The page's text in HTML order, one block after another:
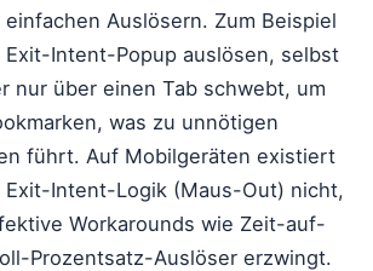
Auslösern. Zum Beispiel
Intent-Popup auslösen, selbst
nur über einen Tab schwebt, um
was zu unnötigen
führt. Auf Mobilgeräten existiert
Intent-Logik (Maus-Out) nicht,
Workarounds wie Zeit-auf-
Prozentsatz-Auslöser erzwingt.